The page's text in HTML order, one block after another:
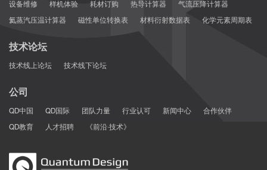
设备维修 样机体验 耗材订购 热导计算器
气流压降计算器
氦蒸汽压温计算器
磁性单位转换表 材料衍射数据表 化学元素周期表
技术论坛
技术线上论坛 技术线下论坛
公司
QD中国 QD国际 团队力量 行业认可 新闻中心
合作伙伴
QD教育
人才招聘 《前沿·技术》